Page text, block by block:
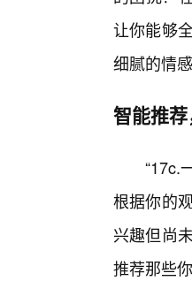
让你能够
细腻的情
智能推
“17c.
根据你的
兴趣但尚
推荐那些